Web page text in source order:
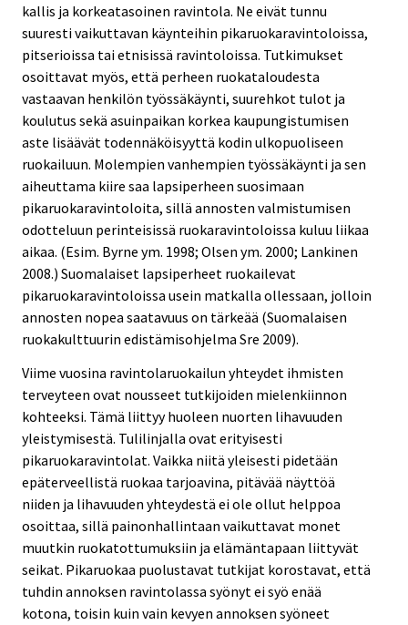
kallis ja korkeatasoinen ravintola. Ne eivät tunnu
suuresti vaikuttavan käynteihin pikaruokaravintoloissa,
pitserioissa tai etnisissä ravintoloissa. Tutkimukset
osoittavat myös, että perheen ruokataloudesta
vastaavan henkilön työssäkäynti, suurehkot tulot ja
koulutus sekä asuinpaikan korkea kaupungistumisen
aste lisäävät todennäköisyyttä kodin ulkopuoliseen
ruokailuun. Molempien vanhempien työssäkäynti ja sen
aiheuttama kiire saa lapsiperheen suosimaan
pikaruokaravintoloita, sillä annosten valmistumisen
odotteluun perinteisissä ruokaravintoloissa kuluu liikaa
aikaa. (Esim. Byrne ym. 1998; Olsen ym. 2000; Lankinen
2008.) Suomalaiset lapsiperheet ruokailevat
pikaruokaravintoloissa usein matkalla ollessaan, jolloin
annosten nopea saatavuus on tärkeää (Suomalaisen
ruokakulttuurin edistämisohjelma Sre 2009).
Viime vuosina ravintolaruokailun yhteydet ihmisten
terveyteen ovat nousseet tutkijoiden mielenkiinnon
kohteeksi. Tämä liittyy huoleen nuorten lihavuuden
yleistymisestä. Tulilinjalla ovat erityisesti
pikaruokaravintolat. Vaikka niitä yleisesti pidetään
epäterveellistä ruokaa tarjoavina, pitävää näyttöä
niiden ja lihavuuden yhteydestä ei ole ollut helppoa
osoittaa, sillä painonhallintaan vaikuttavat monet
muutkin ruokatottumuksiin ja elämäntapaan liittyvät
seikat. Pikaruokaa puolustavat tutkijat korostavat, että
tuhdin annoksen ravintolassa syönyt ei syö enää
kotona, toisin kuin vain kevyen annoksen syöneet